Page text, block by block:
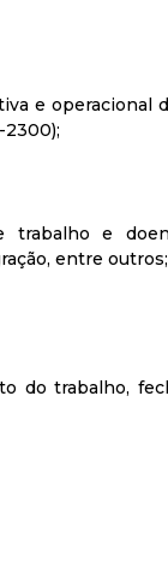
e operacional
2300);
trabalho e
entre
do trabalho,